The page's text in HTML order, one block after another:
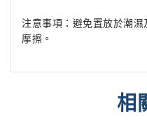
注意事項：避免置放於潮
摩擦。
相